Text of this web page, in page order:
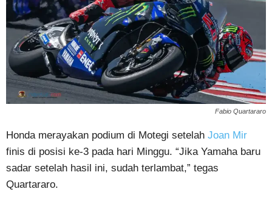
Fabio Quartararo
Honda merayakan podium di Motegi setelah Joan Mir
finis di posisi ke-3 pada hari Minggu. “Jika Yamaha baru
sadar setelah hasil ini, sudah terlambat,” tegas
Quartararo.